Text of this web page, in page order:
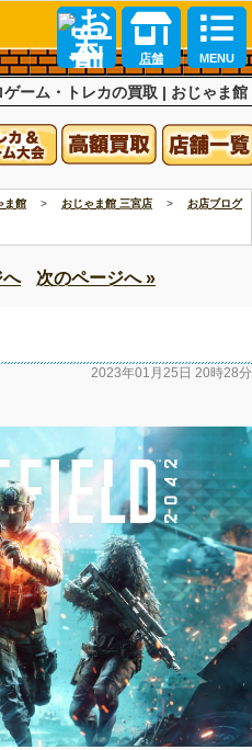
査定
店舗 MENU
ーム・トレカの買取 | おじゃま館
ま館 おじゃま館 三宮店 お店ブログ
へ 次のページへ »
2023年01月25日 20時28分